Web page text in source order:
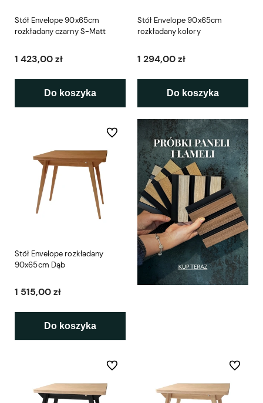
Stół Envelope 90x65cm
rozkładany czarny S-Matt
1 423,00 zł
Do koszyka
Stół Envelope 90x65cm
rozkładany kolory
1 294,00 zł
Do koszyka
Stół Envelope rozkładany
90x65cm Dąb
1 515,00 zł
Do koszyka
Do ulubionych
Do ulubionych Do